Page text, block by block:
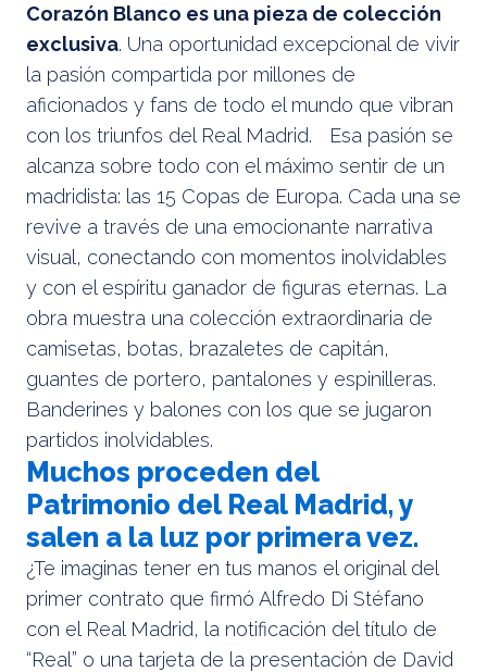
Corazón Blanco es una pieza de colección
exclusiva. Una oportunidad excepcional de vivir
la pasión compartida por millones de
aficionados y fans de todo el mundo que vibran
con los triunfos del Real Madrid. Esa pasión se
alcanza sobre todo con el máximo sentir de un
madridista: las 15 Copas de Europa. Cada una se
revive a través de una emocionante narrativa
visual, conectando con momentos inolvidables
y con el espíritu ganador de figuras eternas. La
obra muestra una colección extraordinaria de
camisetas, botas, brazaletes de capitán,
guantes de portero, pantalones y espinilleras.
Banderines y balones con los que se jugaron
partidos inolvidables.
Muchos proceden del
Patrimonio del Real Madrid, y
salen a la luz por primera vez.
¿Te imaginas tener en tus manos el original del
primer contrato que firmó Alfredo Di Stéfano
con el Real Madrid, la notificación del título de
“Real” o una tarjeta de la presentación de David